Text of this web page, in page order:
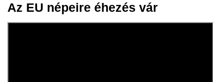
Az EU népeire éhezés vár